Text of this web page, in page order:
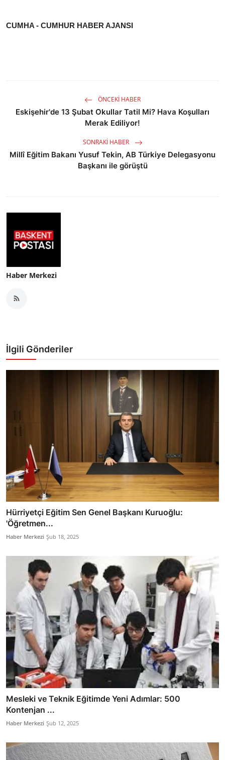
CUMHA - CUMHUR HABER AJANSI
ÖNCEKI HABER
Eskişehir'de 13 Şubat Okullar Tatil Mi? Hava Koşulları
Merak Ediliyor!
SONRAKI HABER
Millî Eğitim Bakanı Yusuf Tekin, AB Türkiye Delegasyonu
Başkanı ile görüştü
Haber Merkezi
İlgili Gönderiler
Hürriyetçi Eğitim Sen Genel Başkanı Kuruoğlu:
'Öğretmen...
Haber Merkezi Şub 18, 2025
Mesleki ve Teknik Eğitimde Yeni Adımlar: 500
Kontenjan ...
Haber Merkezi Şub 12, 2025